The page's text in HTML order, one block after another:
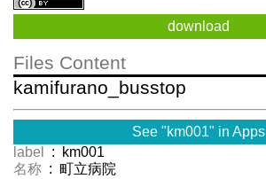
download
Files Content
kamifurano_busstop
See "km001" in Apps
label
: km001
名称 : 町立病院